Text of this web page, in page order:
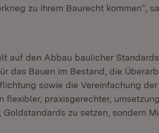
zu ihrem Baurecht kommen“,
auf den Abbau baulicher
das Bauen im Bestand, die
sowie die Vereinfachung
flexibler, praxisgerechter,
zu setzen, sondern